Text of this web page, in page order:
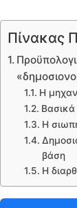
Πίνακας
Η
Βασικά
Η
βάση
Η